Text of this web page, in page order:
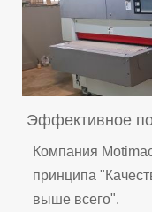
Эффективное
обслуживание
камбоджийского
Компания
принципа
выше всего".